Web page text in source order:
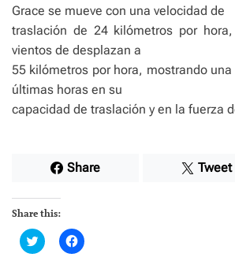
Grace se mueve con una velocidad de
traslación de 24 kilómetros por
vientos de desplazan a
55 kilómetros por hora, mostrando
últimas horas en su
capacidad de traslación y en la fuerza
Share Tweet
Share this:
C
l
C
l